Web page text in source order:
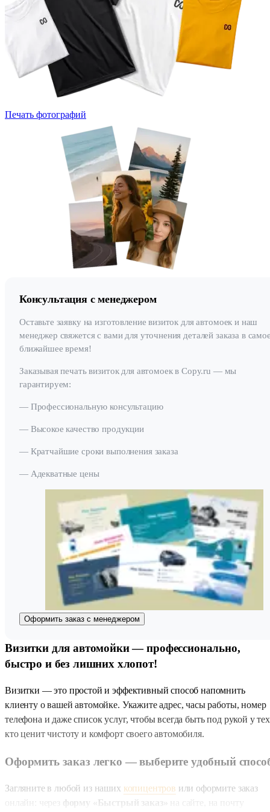
Печать фотографий
Консультация с менеджером
Оставьте заявку на изготовление визиток для автомоек и наш
менеджер свяжется с вами для уточнения деталей заказа в
ближайшее время!
Заказывая печать визиток для автомоек в Copy.ru — мы
гарантируем:
— Профессиональную консультацию
— Высокое качество продукции
— Кратчайшие сроки выполнения заказа
— Адекватные цены
Оформить заказ с менеджером
Визитки для автомойки — профессионально,
быстро и без лишних хлопот!
Визитки — это простой и эффективный способ напомнить
клиенту о вашей автомойке. Укажите адрес, часы работы, номер
телефона и даже список услуг, чтобы всегда быть под рукой у
кто ценит чистоту и комфорт своего автомобиля.
Оформить заказ легко — выберите удобный
Загляните в любой из наших копицентров или оформите заказ
онлайн: через
форму «Быстрый заказ»
на сайте, на почту